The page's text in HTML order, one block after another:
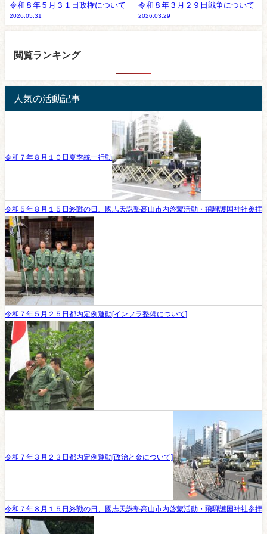
令和８年５月３１日政権について
2026.05.31
令和８年３月２９日戦争について
2026.03.29
閲覧ランキング
人気の活動記事
令和７年８月１０日夏季統一行動
令和５年８月１５日終戦の日、國志天誅塾高山市内啓蒙活動・飛騨護国神社参拝
令和７年５月２５日都内定例運動[インフラ整備について]
令和７年３月２３日都内定例運動[政治と金について]
令和７年８月１５日終戦の日、國志天誅塾高山市内啓蒙活動・飛騨護国神社参拝